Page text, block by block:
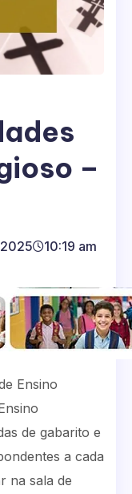
–
10:19 am
Ensino
de gabarito e
a cada
na sala de